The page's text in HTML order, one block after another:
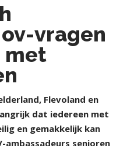
vragen
met
Flevoland en
dat iedereen met
en gemakkelijk kan
ambassadeurs senioren